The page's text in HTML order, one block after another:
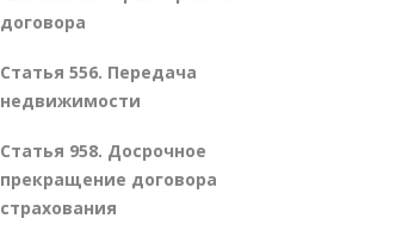
договора
Статья 556. Передача
недвижимости
Статья 958. Досрочное
прекращение договора
страхования